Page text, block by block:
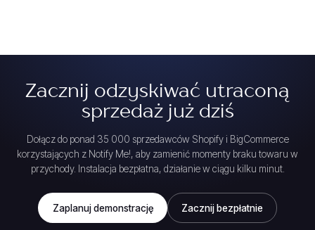
Zacznij odzyskiwać utraconą
sprzedaż już dziś
Dołącz do ponad 35 000 sprzedawców Shopify i BigCommerce
korzystających z Notify Me!, aby zamienić momenty braku towaru w
przychody. Instalacja bezpłatna, działanie w ciągu kilku minut.
Zaplanuj demonstrację Zacznij bezpłatnie